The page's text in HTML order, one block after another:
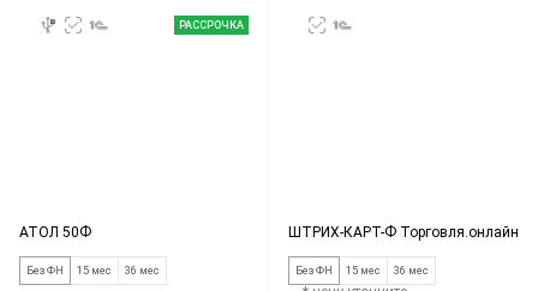
РАССРОЧКА
АТОЛ 50Ф
Без ФН 15 мес 36 мес
ШТРИХ-КАРТ-Ф Торговля.онлайн
Без ФН 15 мес 36 мес